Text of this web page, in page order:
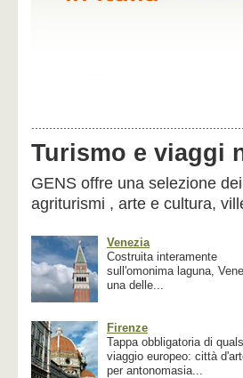
Turismo e viaggi
GENS offre una selezione
agriturismi , arte e cultura,
Venezia
Costruita interamente
sull'omonima laguna,
una delle...
Firenze
Tappa obbligatoria di
viaggio europeo: città
per antonomasia...